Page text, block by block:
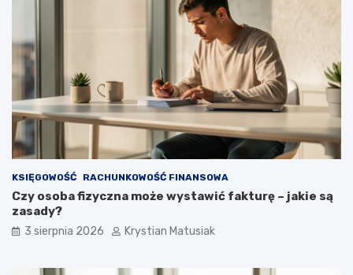
KSIĘGOWOŚĆ RACHUNKOWOŚĆ FINANSOWA
Czy osoba fizyczna może wystawić fakturę – jakie są
zasady?
3 sierpnia 2026 Krystian Matusiak